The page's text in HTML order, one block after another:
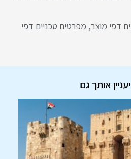
דפי מוצר, מפרטים טכניים דפי
אותך גם